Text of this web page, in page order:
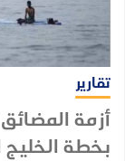
تقارير
أزمة
بخطة الخليج